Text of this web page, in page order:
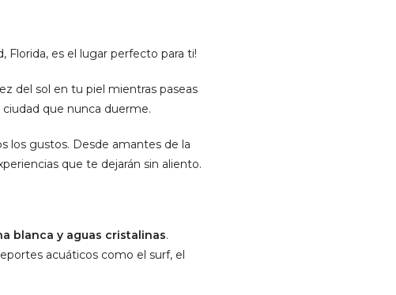
Florida, es el lugar perfecto para ti!
del sol en tu piel mientras paseas
que nunca duerme.
los gustos. Desde amantes de la
que te dejarán sin aliento.
blanca y aguas cristalinas.
acuáticos como el surf, el